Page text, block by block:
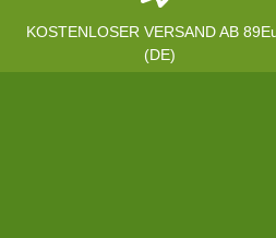
KOSTENLOSER VERSAND AB
(DE)